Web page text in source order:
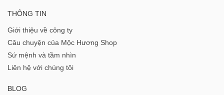
THÔNG TIN
Giới thiệu về công ty
Câu chuyện của Mộc Hương Shop
Sứ mệnh và tầm nhìn
Liên hệ với chúng tôi
BLOG